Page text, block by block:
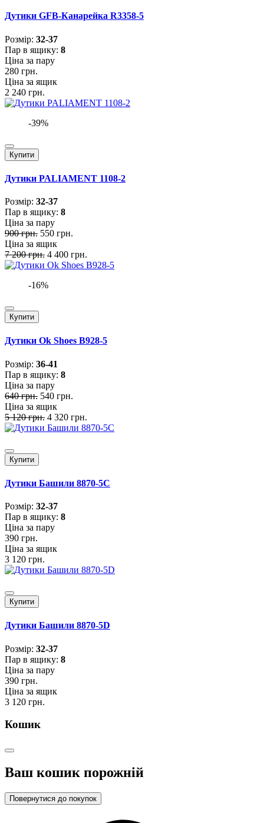
Дутики GFB-Канарейка R3358-5
Розмiр: 32-37
Пар в ящику: 8
Ціна за пару
280 грн.
Ціна за ящик
2 240 грн.
-39%
Купити
Дутики PALIAMENT 1108-2
Розмiр: 32-37
Пар в ящику: 8
Ціна за пару
900 грн. 550 грн.
Ціна за ящик
7 200 грн. 4 400 грн.
-16%
Купити
Дутики Ok Shoes B928-5
Розмiр: 36-41
Пар в ящику: 8
Ціна за пару
640 грн. 540 грн.
Ціна за ящик
5 120 грн. 4 320 грн.
Купити
Дутики Башили 8870-5C
Розмiр: 32-37
Пар в ящику: 8
Ціна за пару
390 грн.
Ціна за ящик
3 120 грн.
Купити
Дутики Башили 8870-5D
Розмiр: 32-37
Пар в ящику: 8
Ціна за пару
390 грн.
Ціна за ящик
3 120 грн.
Кошик
Ваш кошик порожній
Повернутися до покупок